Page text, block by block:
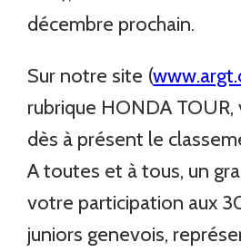
décembre prochain.
Sur notre site (
rubrique HONDA
dès à présent le
A toutes et à tous, un
votre participation aux
juniors genevois,